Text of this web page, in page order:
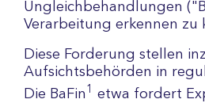
Ungleichbehandlungen
Verarbeitung erkennen zu
Diese Forderung stellen
Aufsichtsbehörden in
Die BaFin1
etwa fordert